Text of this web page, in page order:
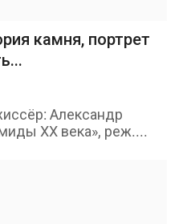
камня, портрет
Александр
ХХ века», реж....